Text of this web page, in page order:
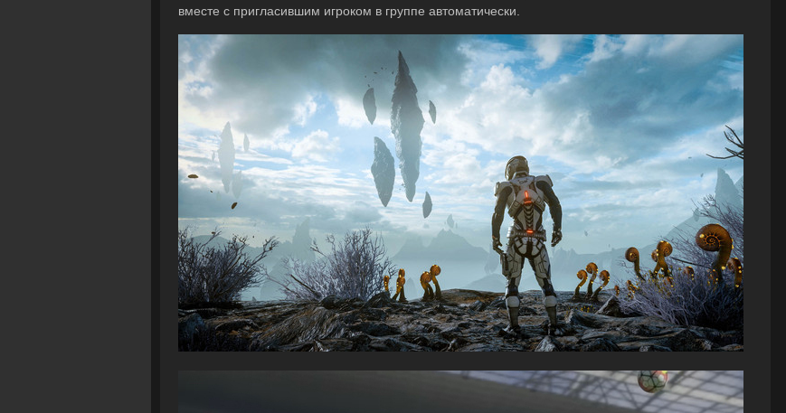
вместе с пригласившим игроком в группе автоматически.